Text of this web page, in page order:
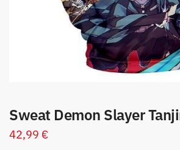
Sweat Demon Slayer
42,99 €